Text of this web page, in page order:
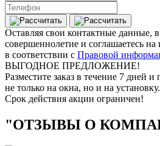
Оставляя свои контактные данные,
совершеннолетие и соглашаетесь на
в соответствии с Правовой
ВЫГОДНОЕ ПРЕДЛОЖЕНИЕ!
Разместите заказ в течение 7 дней
не только на окна, но и на установку.
Срок действия акции ограничен!
"ОТЗЫВЫ О